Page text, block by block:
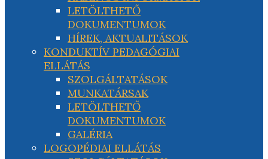
LETÖLTHETŐ
DOKUMENTUMOK
HÍREK, AKTUALITÁSOK
KONDUKTÍV PEDAGÓGIAI
ELLÁTÁS
SZOLGÁLTATÁSOK
MUNKATÁRSAK
LETÖLTHETŐ
DOKUMENTUMOK
GALÉRIA
LOGOPÉDIAI ELLÁTÁS